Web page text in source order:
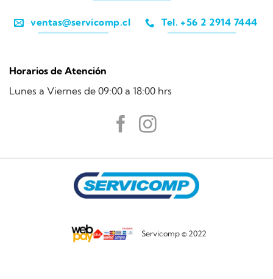
ventas@servicomp.cl Tel. +56 2 2914 7444
Horarios de Atención
Lunes a Viernes de 09:00 a 18:00 hrs
Servicomp © 2022